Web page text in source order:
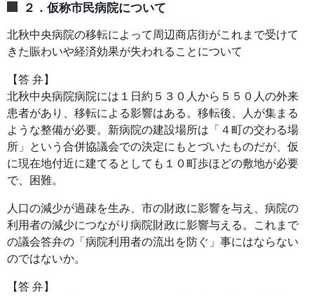
２．仮称市民病院について
北秋中央病院の移転によって周辺商店街がこれまで受けて
きた賑わいや経済効果が失われることについて
【答 弁】
北秋中央病院病院には１日約５３０人から５５０人の外来
患者があり、移転による影響はある。移転後、人が集まる
ような整備が必要。新病院の建設場所は「４町の交わる場
所」という合併協議会での決定にもとづいたものだが、仮
に現在地付近に建てるとしても１０町歩ほどの敷地が必要
で、困難。
人口の減少が過疎を生み、市の財政に影響を与え、病院の
利用者の減少につながり病院財政に影響与える。これまで
の議会答弁の「病院利用者の流出を防ぐ」事にはならない
のではないか。
【答 弁】